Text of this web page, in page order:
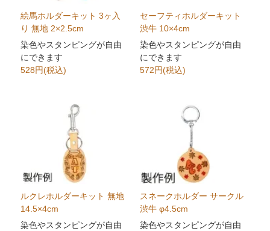
絵馬ホルダーキット 3ヶ入
り 無地 2×2.5cm
染色やスタンピングが自由
にできます
528円(税込)
セーフティホルダーキット
渋牛 10×4cm
染色やスタンピングが自由
にできます
572円(税込)
ルクレホルダーキット 無地
14.5×4cm
染色やスタンピングが自由
スネークホルダー サークル
渋牛 φ4.5cm
染色やスタンピングが自由